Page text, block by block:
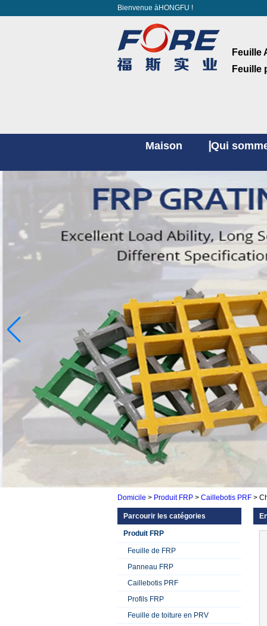
Bienvenue àHONGFU !
Feuille
Feuille
Maison Qui
Domicile > Produit FRP> Caillebotis PRF>
Parcourir les catégories
Produit FRP
Feuille de FRP
Panneau FRP
Caillebotis PRF
Profils FRP
Feuille de toiture en PRV